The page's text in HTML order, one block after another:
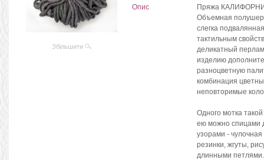
Збільшити
Опис
Пряжа
Объемная
слегка
тактильным
деликатный
изделию
разноцветную
комбинация
неповторимые
Одного мотка
ею можно спицами
узорами -
резинки, жгуты,
длинными петлями.